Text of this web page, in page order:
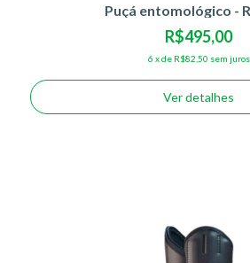
Puçá entomológico -
R$495,00
6 xde R$82,50 sem juros
Ver detalhes